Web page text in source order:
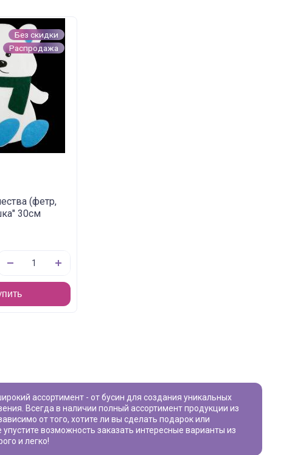
Без скидки
Распродажа
(фетр,
30см
Всегда в наличии полный ассортимент продукции из
от того, хотите ли вы сделать подарок или
возможность заказать интересные варианты из
и легко!